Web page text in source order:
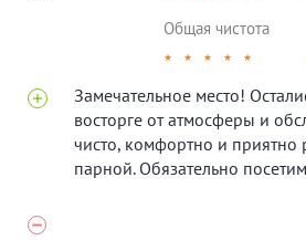
Общая чистота
★ ★ ★ ★ ★
Замечательное место!
восторге от атмосферы и
чисто, комфортно и приятно
парной. Обязательно